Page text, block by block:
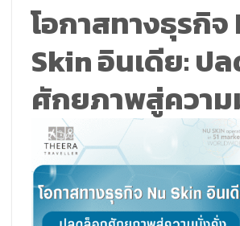
โอกาสทางธุรกิจ
Skin อินเดีย: ป
ศักยภาพสู่ควา